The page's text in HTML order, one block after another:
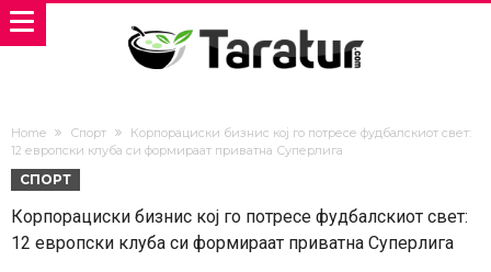
Home Спорт
Корпорациски бизнис кој го потресе фудбалскиот свет:
12 европски клуба си формираат приватна Суперлига
СПОРТ
Корпорациски бизнис кој го потресе фудбалскиот свет:
12 европски клуба си формираат приватна Суперлига